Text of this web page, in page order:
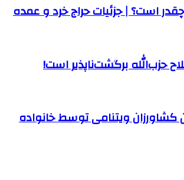
است؟ | جزئیات حراج خرد و عمده
حزب‌الله برگشت‌ناپذیر است!
کشاورزان ویتنامی توسط خانواده